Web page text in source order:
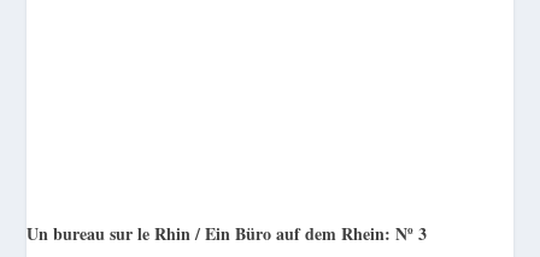
Un bureau sur le Rhin / Ein Büro auf dem Rhein: Nº 3